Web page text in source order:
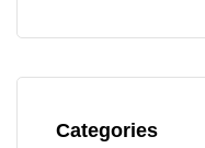
Categories